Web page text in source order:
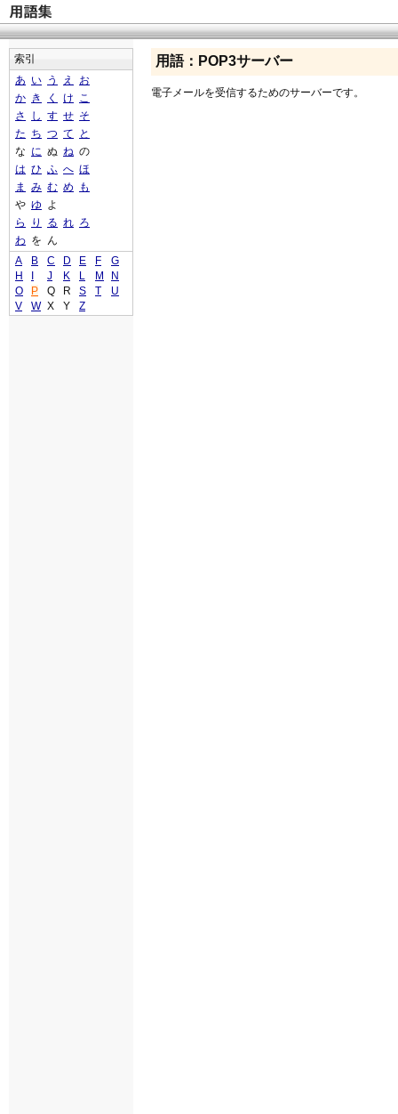
用語：POP3サーバー
電子メールを受信するためのサーバーです。
索引
あ い う え
お
か き く け こ
さ
し す せ そ
た ち つ て
と
な に ぬ ね の
は ひ ふ へ ほ
ま
み む め
も
や ゆ よ
ら
り る れ ろ
わ を ん
A
B C D E F
G
H
J K L M
N
O
P Q R S T
U
V
W X Y Z